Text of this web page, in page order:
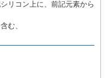
リコン上に、前記元素から
む、